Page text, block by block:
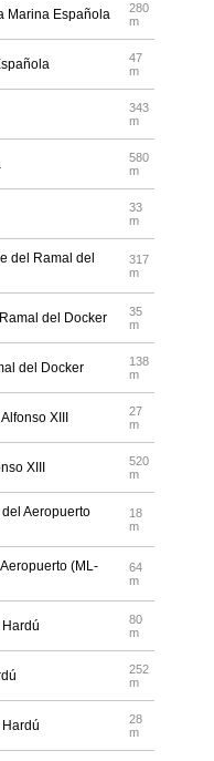
Marina Española
280
m
47
m
343
m
580
m
33
m
del Ramal del
317
m
del Docker
35
m
del Docker
138
m
XIII
27
m
XIII
520
m
Aeropuerto
18
m
(ML-
64
m
80
m
252
m
28
m